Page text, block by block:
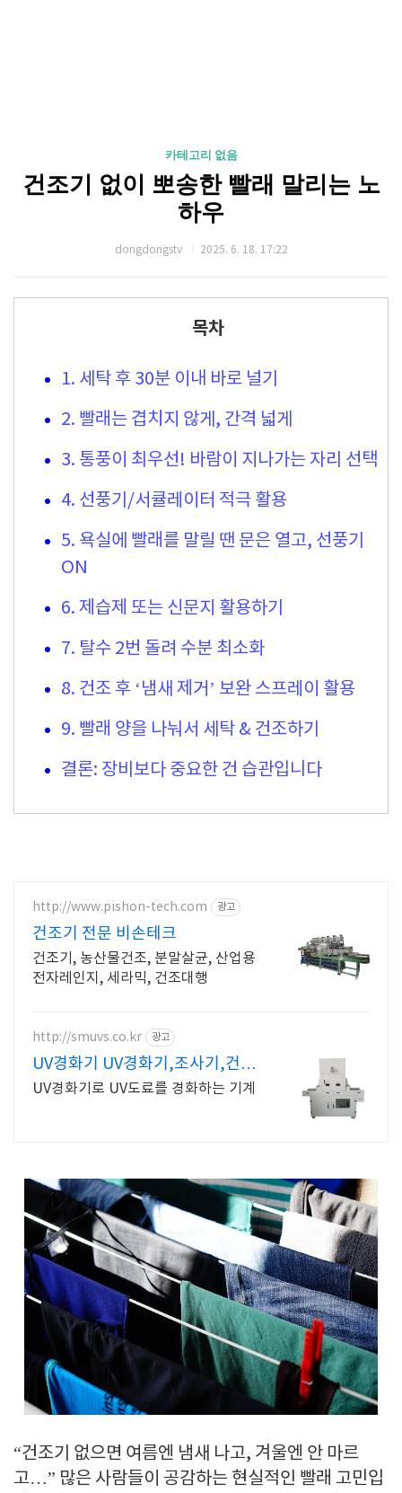
카테고리 없음
건조기 없이 뽀송한 빨래 말리는 노
하우
dongdongstv 2025. 6. 18. 17:22
목차
1. 세탁 후 30분 이내 바로 널기
2. 빨래는 겹치지 않게, 간격 넓게
3. 통풍이 최우선! 바람이 지나가는 자리 선택
4. 선풍기/서큘레이터 적극 활용
5. 욕실에 빨래를 말릴 땐 문은 열고, 선풍기
ON
6. 제습제 또는 신문지 활용하기
7. 탈수 2번 돌려 수분 최소화
8. 건조 후 ‘냄새 제거’ 보완 스프레이 활용
9. 빨래 양을 나눠서 세탁 & 건조하기
결론: 장비보다 중요한 건 습관입니다
http://www.pishon-tech.com 광고
건조기 전문 비손테크
건조기, 농산물건조, 분말살균, 산업용
전자레인지, 세라믹, 건조대행
http://smuvs.co.kr 광고
UV경화기 UV경화기,조사기,건조
기
UV경화기로 UV도료를 경화하는 기계
“건조기 없으면 여름엔 냄새 나고, 겨울엔 안 마르
고…” 많은 사람들이 공감하는 현실적인 빨래 고민입